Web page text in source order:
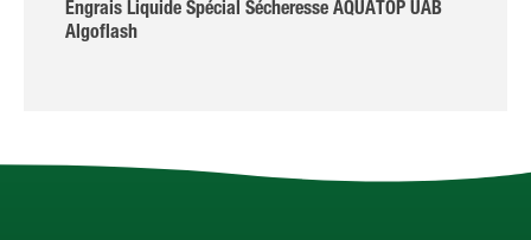
Engrais Liquide Spécial Sécheresse AQUATOP UAB
Algoflash